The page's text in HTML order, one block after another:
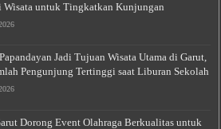
Wisata untuk Tingkatkan Kunjungan
Jadi Tujuan Wisata Utama di Garut,
Pengunjung Tertinggi saat Liburan Sekolah
Dorong Event Olahraga Berkualitas untuk